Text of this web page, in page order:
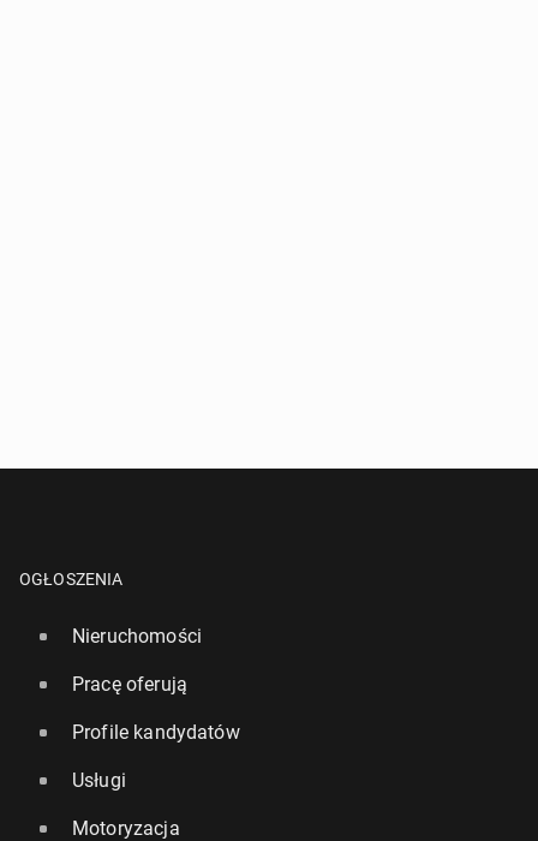
OGŁOSZENIA
Nieruchomości
Pracę oferują
Profile kandydatów
Usługi
Motoryzacja